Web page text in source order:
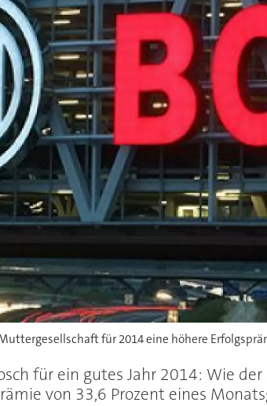
für 2014 eine höhere
für ein gutes Jahr 2014: Wie
von 33,6 Prozent eines